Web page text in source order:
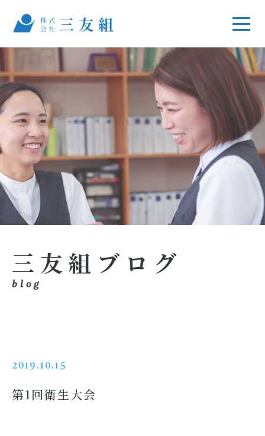
三友組ブログ
blog
2019.10.15
第1回衛生大会